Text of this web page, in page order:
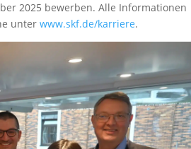
2025 bewerben. Alle Informationen
unterwww.skf.de/karriere.